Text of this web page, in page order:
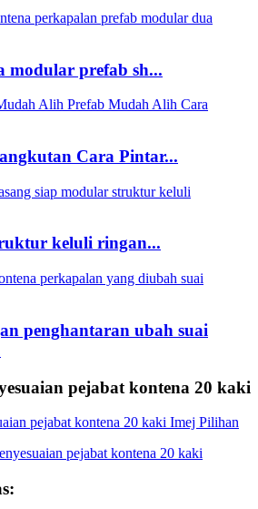
modular prefab sh...
Cara Pintar...
keluli ringan...
penghantaran ubah suai
pejabat kontena 20 kaki